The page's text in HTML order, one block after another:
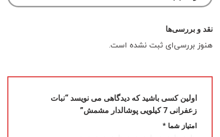
نقد و بررسی‌ها
هنوز بررسی‌ای ثبت نشده است.
اولین کسی باشید که دیدگاهی می نویسد “نبات
زعفرانی 7 کیلویی پوشالدار مشمش”
امتیاز شما *